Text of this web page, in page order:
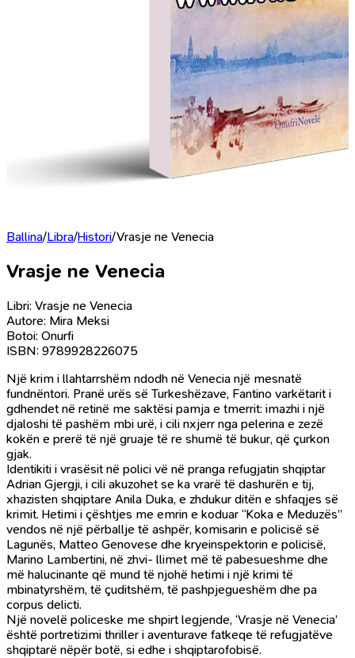
Ballina/Libra/Histori/Vrasje ne Venecia
Vrasje ne Venecia
Libri: Vrasje ne Venecia
Autore: Mira Meksi
Botoi: Onurfi
ISBN: 9789928226075
Një krim i llahtarrshëm ndodh në Venecia një mesnatë
fundnëntori. Pranë urës së Turkeshëzave, Fantino varkëtarit i
gdhendet në retinë me saktësi pamja e tmerrit: imazhi i një
djaloshi të pashëm mbi urë, i cili nxjerr nga pelerina e zezë
kokën e prerë të një gruaje të re shumë të bukur, që çurkon
gjak.
Identikiti i vrasësit në polici vë në pranga refugjatin shqiptar
Adrian Gjergji, i cili akuzohet se ka vrarë të dashurën e tij,
xhazisten shqiptare Anila Duka, e zhdukur ditën e shfaqjes së
krimit. Hetimi i çështjes me emrin e koduar “Koka e Meduzës”
vendos në një përballje të ashpër, komisarin e policisë së
Lagunës, Matteo Genovese dhe kryeinspektorin e policisë,
Marino Lambertini, në zhvi- llimet më të pabesueshme dhe
më halucinante që mund të njohë hetimi i një krimi të
mbinatyrshëm, të çuditshëm, të pashpjegueshëm dhe pa
corpus delicti.
Një novelë policeske me shpirt legjende, ‘Vrasje në Venecia’
është portretizimi thriller i aventurave fatkeqe të refugjatëve
shqiptarë nëpër botë, si edhe i shqiptarofobisë.